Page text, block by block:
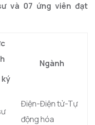
và 07 ứng viên đạt
ký
Ngành
Điện-Điện tử-Tự
động hóa